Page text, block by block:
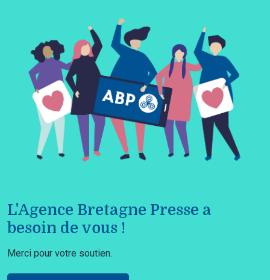
L'Agence Bretagne Presse a
besoin de vous !
Merci pour votre soutien.